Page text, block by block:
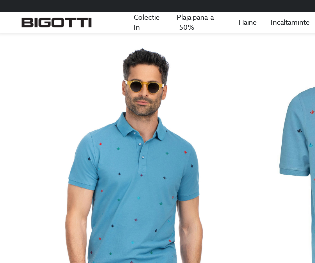
Colectie
In
Plaja pana la
-50%
Haine Incaltaminte